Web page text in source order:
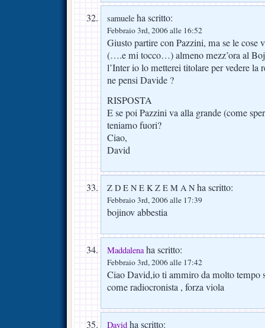
samuele ha scritto:
Febbraio 3rd, 2006 alle 16:52
Giusto partire con Pazzini, ma se le cose
(….e mi tocco…) almeno mezz’ora al
l’Inter io lo metterei titolare per vedere
ne pensi Davide ?
RISPOSTA
E se poi Pazzini va alla grande (come
teniamo fuori?
Ciao,
David
Z D E N E K Z E M A N ha scritto:
Febbraio 3rd, 2006 alle 17:39
bojinov abbestia
Maddalenaha scritto:
Febbraio 3rd, 2006 alle 17:42
Ciao David,io ti ammiro da molto tempo
come radiocronista , forza viola
David ha scritto: